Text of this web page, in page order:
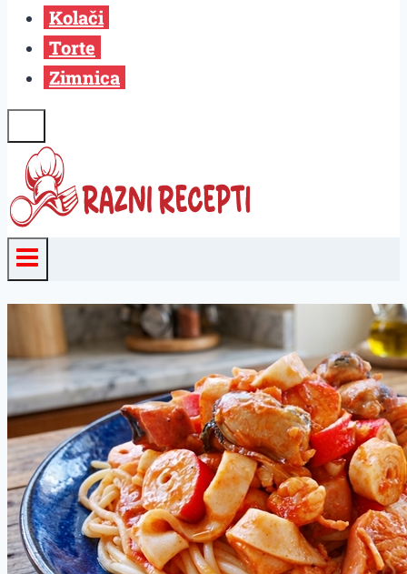
Kolači
Torte
Zimnica